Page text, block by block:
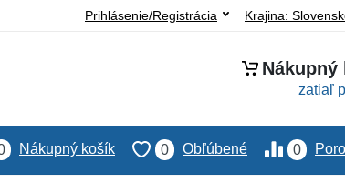
Krajina:
Prihlásenie/Registrácia
Nákupný
zatiaľ
0
0 Obľúbené
Nákupný košík